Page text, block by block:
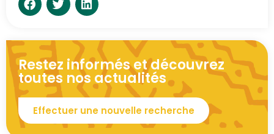
Restez informés et découvrez
toutes nos actualités
Effectuer une nouvelle recherche